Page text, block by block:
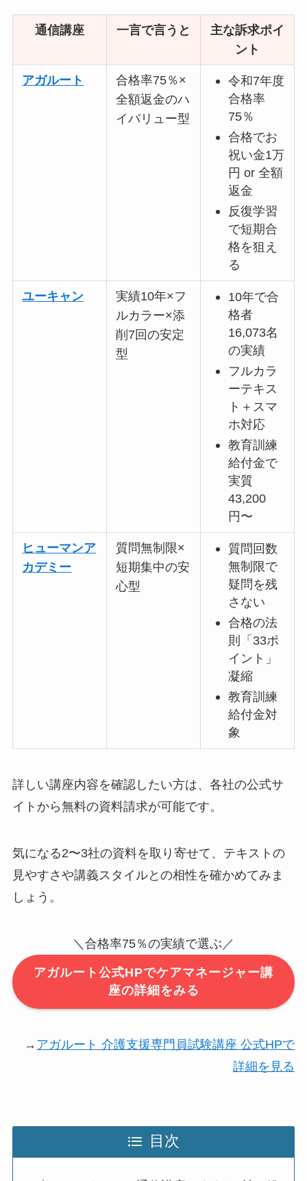
通信講座 一言で言うと
主な訴求ポイ
ント
アガルート
合格率75％×
全額返金のハ
イバリュー型
令和7年度
合格率
75％
合格でお
祝い金1万
円 or 全額
返金
反復学習
で短期合
格を狙え
る
ユーキャン
実績10年×フ
ルカラー×添
削7回の安定
型
10年で合
格者
16,073名
の実績
フルカラ
ーテキス
ト＋スマ
ホ対応
教育訓練
給付金で
実質
43,200
円〜
ヒューマンア
カデミー
質問無制限×
短期集中の安
心型
質問回数
無制限で
疑問を残
さない
合格の法
則「33ポ
イント」
凝縮
教育訓練
給付金対
象
詳しい講座内容を確認したい方は、各社の公式サ
イトから無料の資料請求が可能です。
気になる2〜3社の資料を取り寄せて、テキストの
見やすさや講義スタイルとの相性を確かめてみま
しょう。
＼合格率75％の実績で選ぶ／
アガルート公式HPでケアマネージャー講
座の詳細をみる
→ アガルート 介護支援専門員試験講座 公式HPで
詳細を見る
目次